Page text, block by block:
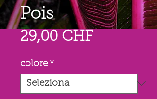
Pois
29,00 CHFPrezzo
colore *